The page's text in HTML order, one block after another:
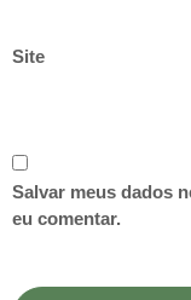
Site
Salvar meus dados
eu comentar.